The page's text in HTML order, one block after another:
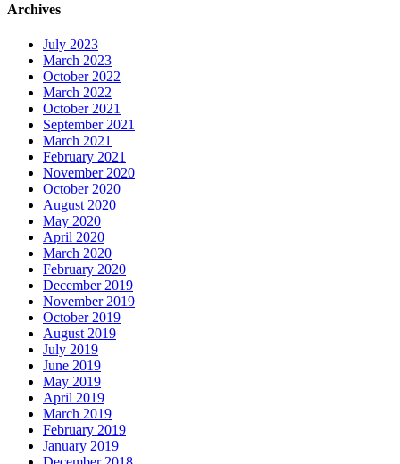
Archives
July 2023
March 2023
October 2022
March 2022
October 2021
September 2021
March 2021
February 2021
November 2020
October 2020
August 2020
May 2020
April 2020
March 2020
February 2020
December 2019
November 2019
October 2019
August 2019
July 2019
June 2019
May 2019
April 2019
March 2019
February 2019
January 2019